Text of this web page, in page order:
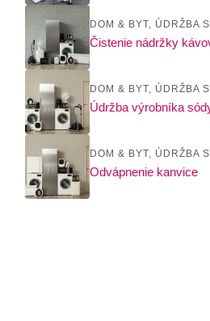
DOM & BYT, ÚDRŽBA
Čistenie nádržky
DOM & BYT, ÚDRŽBA
Údržba výrobníka
DOM & BYT, ÚDRŽBA
Odvápnenie kanvice